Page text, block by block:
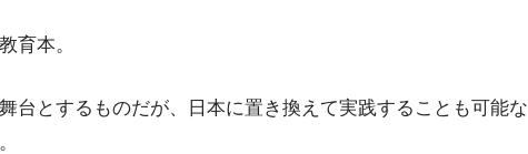
育本。
台とするものだが、日本に置き換えて実践することも可能な